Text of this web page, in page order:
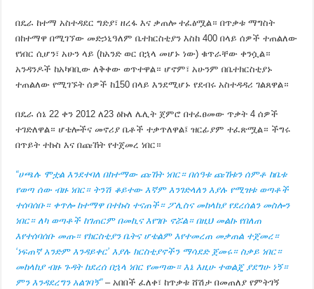
በዴራ ከተማ አስተዳደር ግድያ፣ ዘረፋ እና ቃጠሎ ተፈፅሟል። በጥቃቱ ማግስት
በከተማዋ በሚገኘው መድኃኒዓለም ቤተክርስቲያን እስከ 400 በላይ ሰዎች ተጠልለው
የነበር ሲሆን፣ አሁን ላይ (ከአንድ ወር በኋላ መሆኑ ነው) ቁጥራቸው ቀንሷል።
አንዳንዶች ከአካባቢው ለቅቀው ወጥተዋል። ሆኖም፣ አሁንም በቤተክርስቲያኑ
ተጠልለው የሚገኙት ሰዎች ከ150 በላይ እንደሚሆኑ የደብሩ አስተዳዳሪ ገልጸዋል።
በዴራ ሰኔ 22 ቀን 2012 ለ23 ዕኩለ ሌሊት ጀምሮ በተፈፀመው ጥቃት 4 ሰዎች
ተገድለዋል። ሆቴሎችና መኖሪያ ቤቶች ተቃጥለዋል፤ ዝርፊያም ተፈጽሟል። ችግሩ
በጥይት ተኩስ እና በጩኸት የተጀመረ ነበር።
“ሀጫሉ ሞቷል እንደተባለ በከተማው ጩኸት ነበር። በሰዓቱ ጩኸቱን ሰምቶ ከቤቱ
የወጣ ሰው ብዙ ነበር። ትንሽ ቆይተው እኛም እንገድላለን እያሉ የሚዝቱ ወጣቶች
ተሰባሰቡ። ቀጥሎ ከተማዋ በተኩስ ተናጠች። ፖሊስና መከላከያ የደረሰልን መስሎን
ነበር። ለካ ወጣቶች ከገጠርም በመኪና እየገቡ ኖሯል። በዚህ መልኩ የበለጠ
እየተሰባሰቡ መጡ። የክርስቲያን ቤትና ሆቴልም እየተመረጠ መቃጠል ተጀመረ።
‘ነፍጠኛ አንድም እንዳይቀር’ እያሉ ክርስቲያኖችን ማሳደድ ጀመሩ። ስቃይ ነበር።
መከላከያ ብዙ ጉዳት ከደረሰ በኋላ ነበር የመጣው። እኔ እዚሁ ተወልጄ ያደግሁ ነኝ።
ምን እንዳደረግን አልገባኝ”–አበበች ፈለቀ፣ ከጥቃቱ ሸሽታ በመጠለያ የምትገኝ